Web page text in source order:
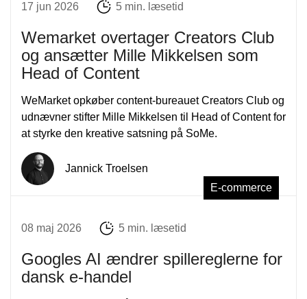
17 jun 2026 5 min. læsetid
Wemarket overtager Creators Club
og ansætter Mille Mikkelsen som
Head of Content
WeMarket opkøber content-bureauet Creators Club og
udnævner stifter Mille Mikkelsen til Head of Content for
at styrke den kreative satsning på SoMe.
Jannick Troelsen
E-commerce
08 maj 2026 5 min. læsetid
Googles AI ændrer spillereglerne for
dansk e-handel